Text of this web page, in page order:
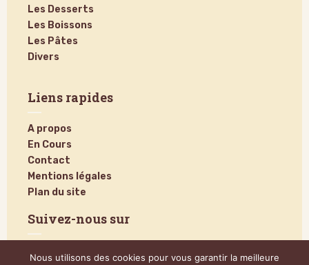
Les Desserts
Les Boissons
Les Pâtes
Divers
Liens rapides
A propos
En Cours
Contact
Mentions légales
Plan du site
Suivez-nous sur
Nous utilisons des cookies pour vous garantir la meilleure